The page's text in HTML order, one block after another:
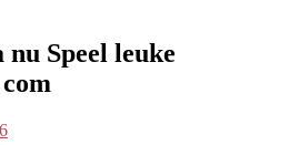
nu Speel leuke